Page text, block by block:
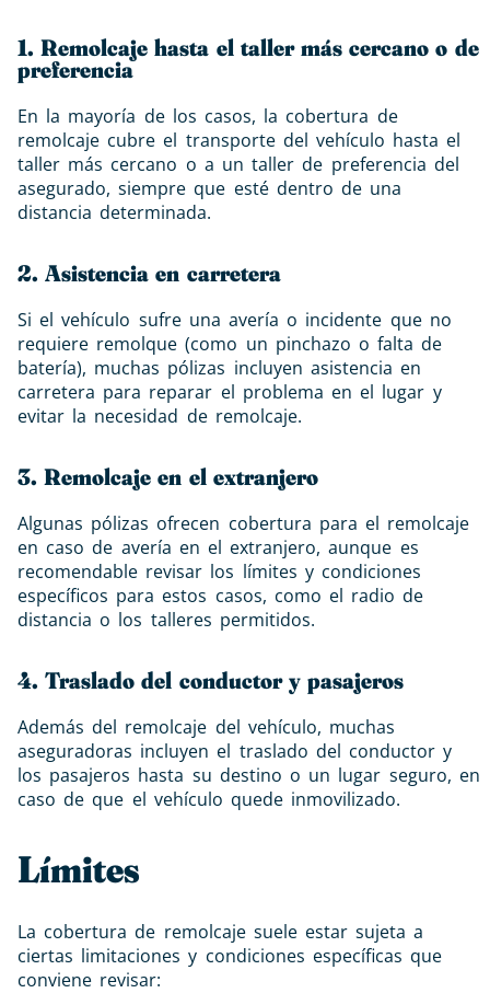
1. Remolcaje hasta el taller más cercano o de
preferencia
En la mayoría de los casos, la cobertura de
remolcaje cubre el transporte del vehículo hasta el
taller más cercano o a un taller de preferencia del
asegurado, siempre que esté dentro de una
distancia determinada.
2. Asistencia en carretera
Si el vehículo sufre una avería o incidente que no
requiere remolque (como un pinchazo o falta de
batería), muchas pólizas incluyen asistencia en
carretera para reparar el problema en el lugar y
evitar la necesidad de remolcaje.
3. Remolcaje en el extranjero
Algunas pólizas ofrecen cobertura para el remolcaje
en caso de avería en el extranjero, aunque es
recomendable revisar los límites y condiciones
específicos para estos casos, como el radio de
distancia o los talleres permitidos.
4. Traslado del conductor y pasajeros
Además del remolcaje del vehículo, muchas
aseguradoras incluyen el traslado del conductor y
los pasajeros hasta su destino o un lugar seguro, en
caso de que el vehículo quede inmovilizado.
Límites
La cobertura de remolcaje suele estar sujeta a
ciertas limitaciones y condiciones específicas que
conviene revisar: